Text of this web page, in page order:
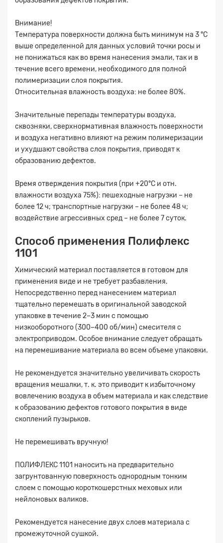
Внимание!
Температура поверхности должна быть минимум на 3 °С
выше определенной для данных условий точки росы и
не понижаться как во время нанесения эмали, так и в
течение всего времени, необходимого для полной
полимеризации слоя покрытия.
Относительная влажность воздуха: не более 80%.
Значительные перепады температуры воздуха,
сквозняки, сверхнормативная влажность поверхности
и воздуха негативно влияют на режим полимеризации
и ухудшают свойства слоя покрытия, приводят к
образованию дефектов.
Время отверждения покрытия (при +20°C и отн.
влажности воздуха 75%): пешеходные нагрузки – не
более 12 ч; транспортные нагрузки – не более 48 ч;
воздействие агрессивных сред – не более 7 суток.
Способ применения Полифлекс
1101
Химический материал поставляется в готовом для
применения виде и не требует разбавления.
Непосредственно перед нанесением материал
тщательно перемешать в оригинальной заводской
упаковке в течение 2–3 мин с помощью
низкооборотного (300–400 об/мин) смесителя с
электроприводом. Особое внимание следует обращать
на перемешивание материала во всем объеме упаковки.
Не рекомендуется значительно увеличивать скорость
вращения мешалки, т. к. это приводит к избыточному
вовлечению воздуха в объем материала и как следствие
к образованию дефектов готового покрытия в виде
скоплений пузырьков.
Не перемешивать вручную!
ПОЛИФЛЕКС 1101 наносить на предварительно
загрунтованную поверхность однородным тонким
слоем с помощью короткошерстных меховых или
нейлоновых валиков.
Рекомендуется нанесение двух слоев материала с
промежуточной сушкой.
Заявка на расчет
Прикрепите